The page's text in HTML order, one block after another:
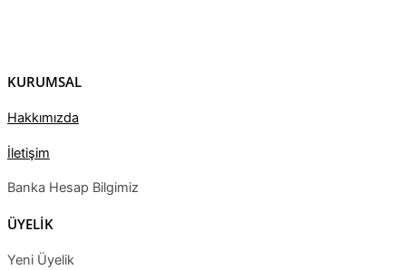
KURUMSAL
Hakkımızda
İletişim
Banka Hesap Bilgimiz
ÜYELİK
Yeni Üyelik